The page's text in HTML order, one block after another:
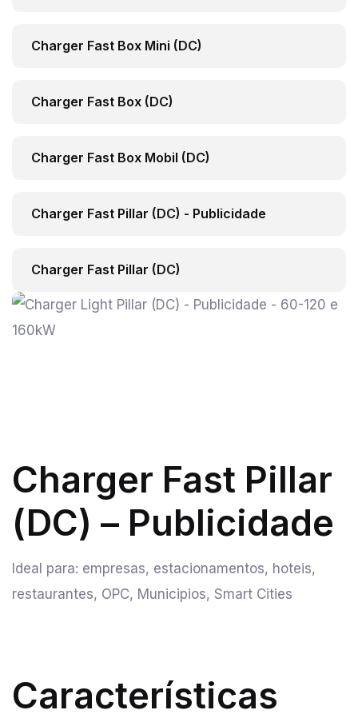
Charger Fast Box Mini (DC)
Charger Fast Box (DC)
Charger Fast Box Mobil (DC)
Charger Fast Pillar (DC) - Publicidade
Charger Fast Pillar (DC)
Charger Fast Pillar
(DC) – Publicidade
Ideal para: empresas, estacionamentos, hoteis,
restaurantes, OPC, Municipios, Smart Cities
Características